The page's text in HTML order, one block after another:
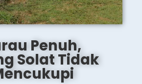
Penuh,
Solat Tidak